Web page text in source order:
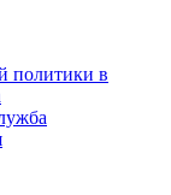
политики в